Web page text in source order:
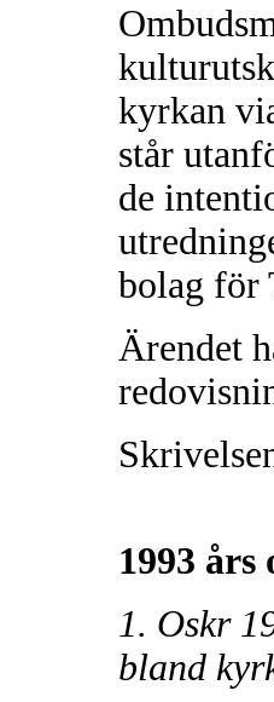
kyrkan
står
de
bolag för
Ärendet
1993 års
1. Oskr
bland